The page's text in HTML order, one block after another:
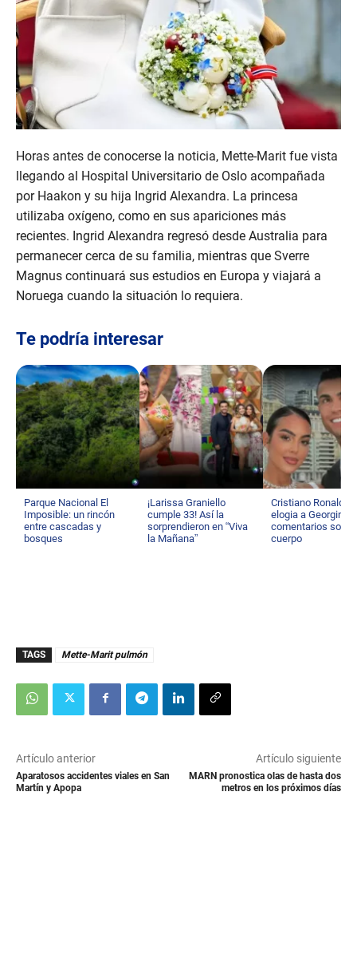
Horas antes de conocerse la noticia, Mette-Marit fue vista
llegando al Hospital Universitario de Oslo acompañada
por Haakon y su hija Ingrid Alexandra. La princesa
utilizaba oxígeno, como en sus apariciones más
recientes. Ingrid Alexandra regresó desde Australia para
permanecer cerca de su familia, mientras que Sverre
Magnus continuará sus estudios en Europa y viajará a
Noruega cuando la situación lo requiera.
Te podría interesar
Parque Nacional El
Imposible: un rincón
entre cascadas y
bosques
¡Larissa Graniello
cumple 33! Así la
sorprendieron en “Viva
la Mañana”
Cristiano Ronaldo
elogia a Georgina
comentarios
cuerpo
TAGS Mette-Marit pulmón
Artículo anterior
Aparatosos accidentes viales en San
Martín y Apopa
Artículo siguiente
MARN pronostica olas de hasta dos
metros en los próximos días